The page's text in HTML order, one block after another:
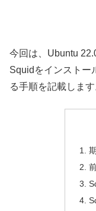
今回は、Ubuntu
Squidをインストー
る手順を記載します